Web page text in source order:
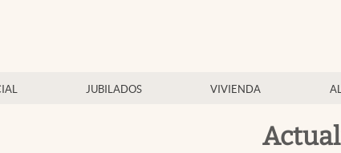
JUBILADOS VIVIENDA